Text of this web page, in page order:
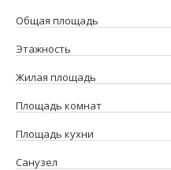
Общая площадь
Этажность
Жилая площадь
Площадь комнат
Площадь кухни
Санузел